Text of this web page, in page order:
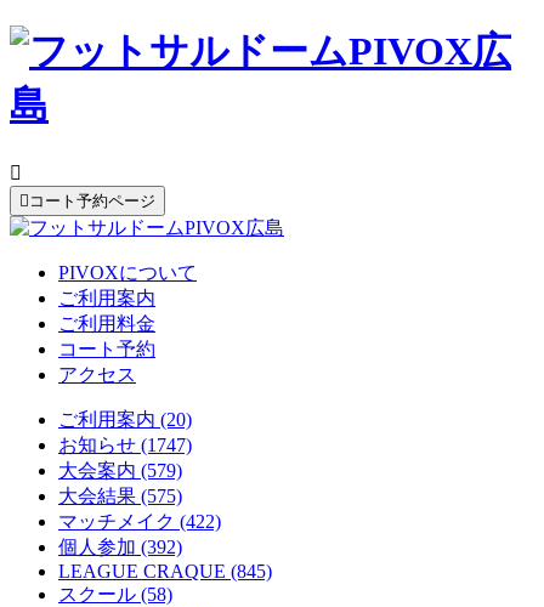

 コート予約ページ
PIVOXについて
ご利用案内
ご利用料金
コート予約
アクセス
ご利用案内 (20)
お知らせ (1747)
大会案内 (579)
大会結果 (575)
マッチメイク (422)
個人参加 (392)
LEAGUE CRAQUE (845)
スクール (58)